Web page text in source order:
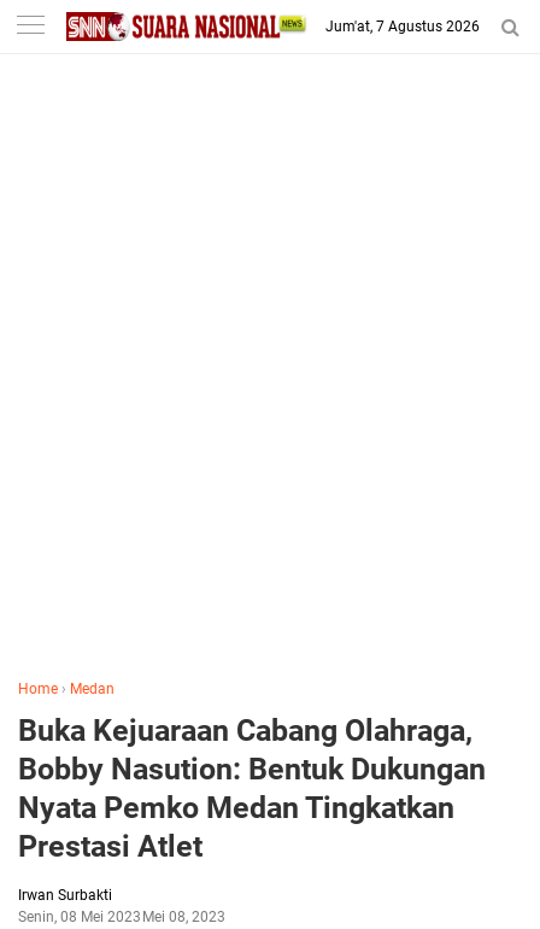
-->
Jum'at, 7 Agustus 2026
Home › Medan
Buka Kejuaraan Cabang Olahraga,
Bobby Nasution: Bentuk Dukungan
Nyata Pemko Medan Tingkatkan
Prestasi Atlet
Irwan Surbakti
Senin, 08 Mei 2023 Mei 08, 2023